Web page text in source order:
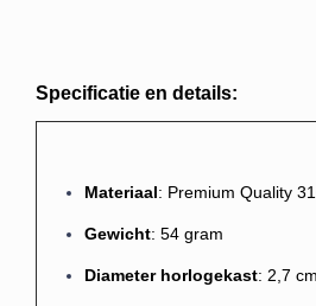
Specificatie en details:
Materiaal: Premium Quality
Gewicht: 54 gram
Diameter horlogekast: 2,7 cm